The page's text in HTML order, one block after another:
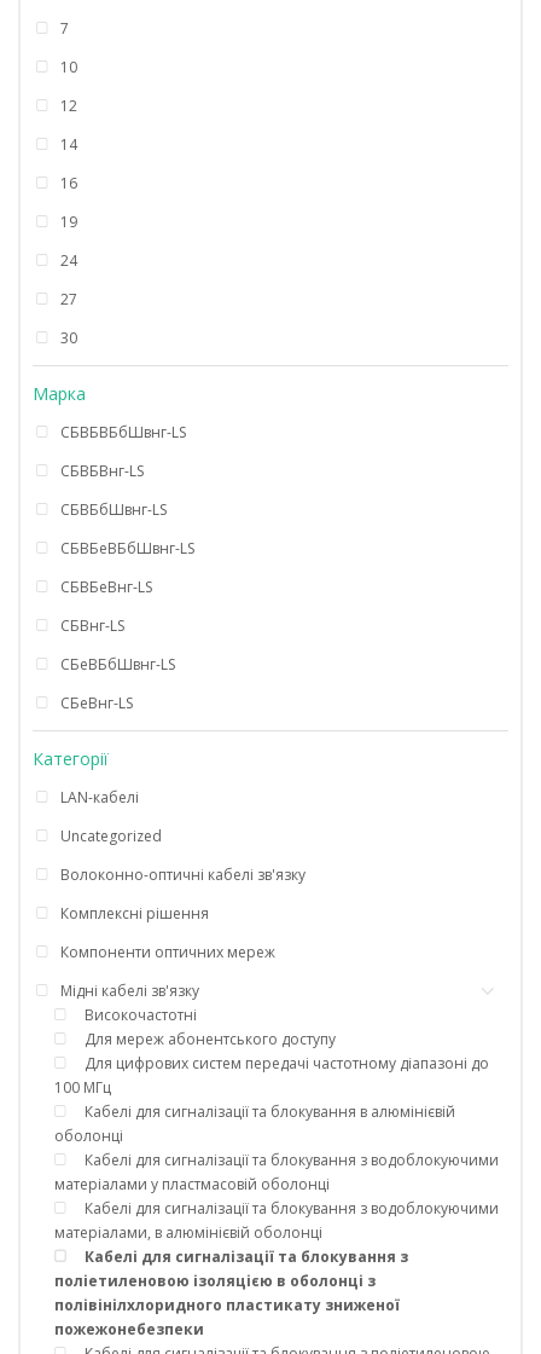
7
10
12
14
16
19
24
27
30
Марка
СБВБВБбШвнг-LS
СБВБВнг-LS
СБВБбШвнг-LS
СБВБеВБбШвнг-LS
СБВБеВнг-LS
СБВнг-LS
СБеВБбШвнг-LS
СБеВнг-LS
Категорії
LAN-кабелі
Uncategorized
Волоконно-оптичні кабелі зв'язку
Комплексні рішення
Компоненти оптичних мереж
Мідні кабелі зв'язку
Високочастотні
Для мереж абонентського доступу
Для цифрових систем передачі частотному діапазоні до
100 МГц
Кабелі для сигналізації та блокування в алюмінієвій
оболонці
Кабелі для сигналізації та блокування з водоблокуючими
матеріалами у пластмасовій оболонці
Кабелі для сигналізації та блокування з водоблокуючими
матеріалами, в алюмінієвій оболонці
Кабелі для сигналізації та блокування з
поліетиленовою ізоляцією в оболонці з
полівінілхлоридного пластикату зниженої
пожежонебезпеки